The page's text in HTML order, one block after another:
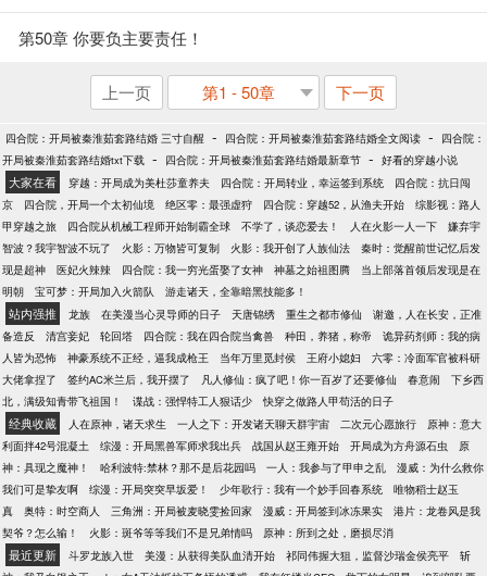
第50章 你要负主要责任！
上一页 第1 - 50章 下一页
四合院：开局被秦淮茹套路结婚 三寸自醒 - 四合院：开局被秦淮茹套路结婚全文阅读 -
四合院：
开局被秦淮茹套路结婚txt下载 - 四合院：开局被秦淮茹套路结婚最新章节 - 好看的穿越小说
大家在看 穿越：开局成为美杜莎童养夫 四合院：开局转业，幸运签到系统
四合院：抗日闯
京
四合院，开局一个太初仙境 绝区零：最强虚狩 四合院：穿越52，从渔夫开始
综影视：路人
甲穿越之旅
四合院从机械工程师开始制霸全球 不学了，谈恋爱去！ 人在火影一人一下
嫌弃宇
智波？我宇智波不玩了
火影：万物皆可复制 火影：我开创了人族仙法
秦时：觉醒前世记忆后发
现是超神
医妃火辣辣 四合院：我一穷光蛋娶了女神 神墓之始祖图腾
当上部落首领后发现是在
明朝
宝可梦：开局加入火箭队 游走诸天，全靠暗黑技能多！
站内强推 龙族 在美漫当心灵导师的日子 天唐锦绣 重生之都市修仙
谢邀，人在长安，正准
备造反
清宫妾妃 轮回塔 四合院：我在四合院当禽兽 种田，养猪，称帝
诡异药剂师：我的病
人皆为恐怖
神豪系统不正经，逼我成枪王 当年万里觅封侯 王府小媳妇
六零：冷面军官被科研
大佬拿捏了
签约AC米兰后，我开摆了 凡人修仙：疯了吧！你一百岁了还要修仙 春意闹
下乡西
北，满级知青带飞祖国！
谍战：强悍特工人狠话少 快穿之做路人甲苟活的日子
经典收藏 人在原神，诸天求生 一人之下：开发诸天聊天群宇宙 二次元心愿旅行
原神：意大
利面拌42号混凝土
综漫：开局黑兽军师求我出兵 战国从赵王雍开始 开局成为方舟源石虫
原
神：具现之魔神！
哈利波特:禁林？那不是后花园吗 一人：我参与了甲申之乱
漫威：为什么救你
我们可是挚友啊
综漫：开局突突早坂爱！ 少年歌行：我有一个妙手回春系统
唯物稻士赵玉
真
奥特：时空商人 三角洲：开局被麦晓雯捡回家 漫威：开局签到冰冻果实
港片：龙卷风是我
契爷？怎么输！
火影：斑爷等等我们不是兄弟情吗 原神：所到之处，磨损尽消
最近更新 斗罗龙族入世 美漫：从获得美队血清开始 祁同伟握大狙，监督沙瑞金侯亮平
斩